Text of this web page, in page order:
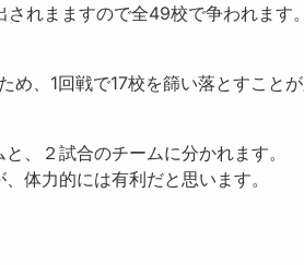
れまますので全49校で争われます
、1回戦で17校を篩い落とすこと
、２試合のチームに分かれます。
体力的には有利だと思います。